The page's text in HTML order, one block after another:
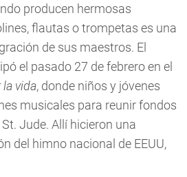
producen hermosas
flautas o trompetas es una
de sus maestros. El
el pasado 27 de febrero en el
vida, donde niños y jóvenes
musicales para reunir fondos
Jude. Allí hicieron una
del himno nacional de EEUU,